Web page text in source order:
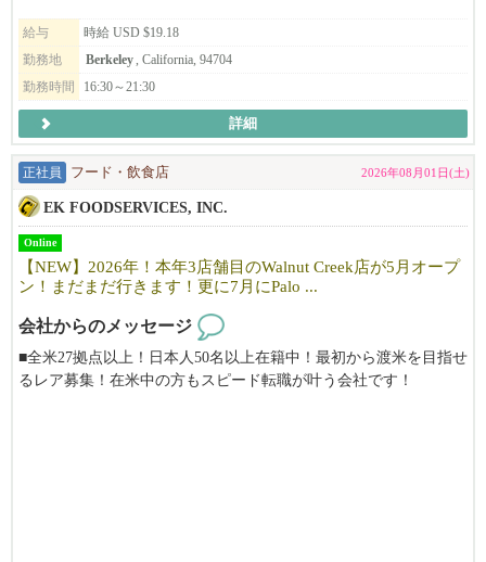
他サロンと差別化できる技術として学ぶことができます。
リニューアルしたばかりの清潔で働きやすいサロンで、
今後さらに拡大していく予定です。
トしますのでご安心ください！
顧客がいない状態からでも入客できる環境があります。
まずはお気軽にご連絡ください！
給与
時給 USD $19.18
勤務地
Berkeley , California, 94704
勤務時間
16:30～21:30
詳細
正社員 フード・飲食店 2026年08月01日(土)
EK FOODSERVICES, INC.
Online
【NEW】2026年！本年3店舗目のWalnut Creek店が5月オープ
ン！まだまだ行きます！更に7月にPalo ...
会社からのメッセージ
■全米27拠点以上！日本人50名以上在籍中！最初から渡米を目指せ
るレア募集！在米中の方もスピード転職が叶う会社です！